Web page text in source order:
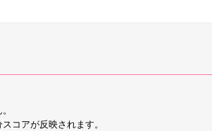
コアが反映されます。